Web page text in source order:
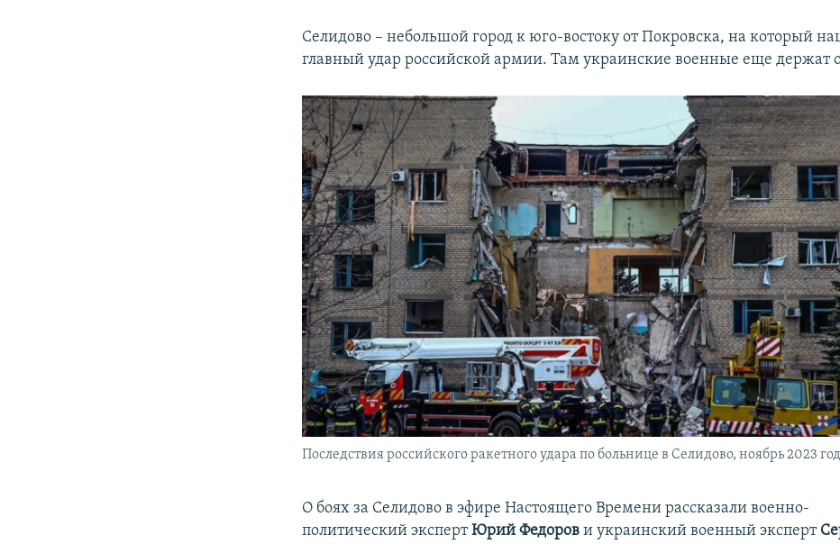
Селидово – небольшой город к юго-востоку от Покровска, на который
главный удар российской армии. Там украинские военные еще держат
Последствия российского ракетного удара по больнице в Селидово, ноябрь 2023
О боях за Селидово в эфире Настоящего Времени рассказали военно-
политический экспертЮрий Федорови украинский военный эксперт